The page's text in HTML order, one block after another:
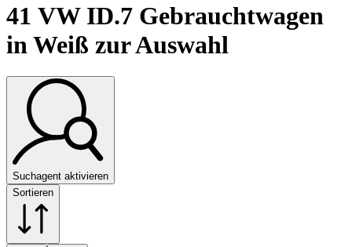
41 VW ID.7 Gebrauchtwagen
in Weiß zur Auswahl
Suchagent aktivieren
Sortieren